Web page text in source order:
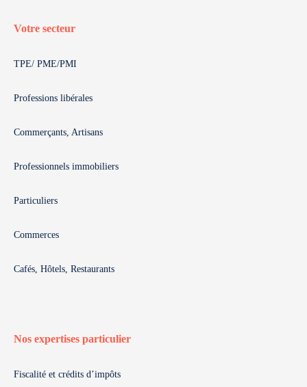
Votre secteur
TPE/ PME/PMI
Professions libérales
Commerçants, Artisans
Professionnels immobiliers
Particuliers
Commerces
Cafés, Hôtels, Restaurants
Nos expertises particulier
Fiscalité et crédits d’impôts